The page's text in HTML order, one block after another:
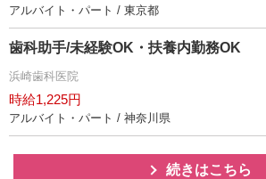
アルバイト・パート / 東京都
歯科助手/未経験OK・扶養内勤務OK
浜崎歯科医院
時給1,225円
アルバイト・パート / 神奈川県
続きはこちら